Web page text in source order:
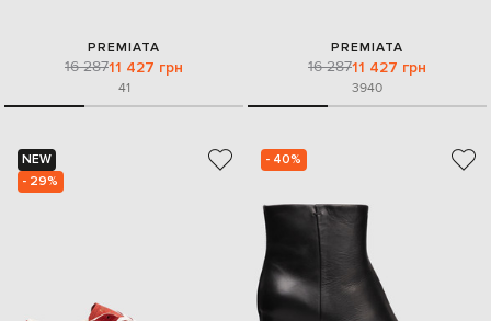
PREMIATA
16 28711 427 грн
41
PREMIATA
16 28711 427 грн
3940
NEW
- 29%
- 40%